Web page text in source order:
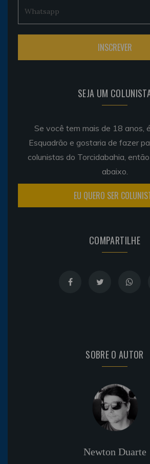
SEJA UM
Se você tem mais de 18 anos,
Esquadrão e gostaria de fazer
colunistas do Torcidabahia,
abaixo.
EU QUERO SER
COMPARTILHE
SOBRE O AUTOR
Newton Duarte